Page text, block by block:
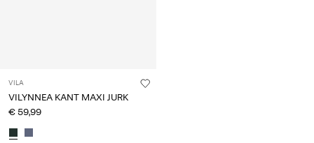
VILA
VILYNNEA KANT MAXI JURK
€ 59,99